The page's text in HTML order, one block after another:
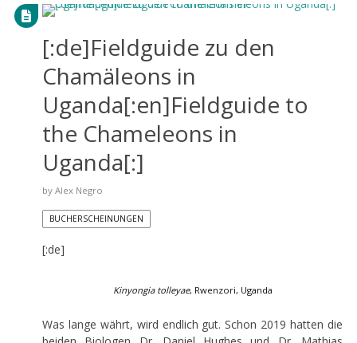
[:de]Fieldguide zu den
Chamäleons in
Uganda[:en]Fieldguide to
the Chameleons in
Uganda[:]
by Alex Negro
BUCHERSCHEINUNGEN
[:de]
Kinyongia tolleyae, Rwenzori, Uganda
Was lange währt, wird endlich gut. Schon 2019 hatten die